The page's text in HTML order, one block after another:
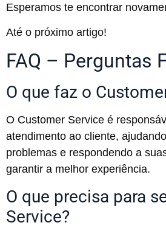
Esperamos te encontrar
Até o próximo artigo!
FAQ – Perguntas
O que faz o
O Customer Service é
atendimento ao cliente,
problemas e respondendo a
garantir a melhor experiência.
O que precisa para
Service?